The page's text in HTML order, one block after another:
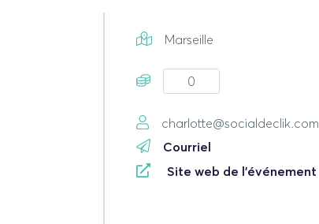
Marseille
0
charlotte@socialdeclik.com
Courriel
Site web de l'événement